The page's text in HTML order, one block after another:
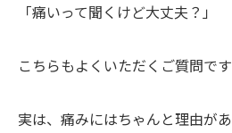
「痛いって聞くけど大丈夫？」
こちらもよくいただくご質問で
実は、痛みにはちゃんと理由があ